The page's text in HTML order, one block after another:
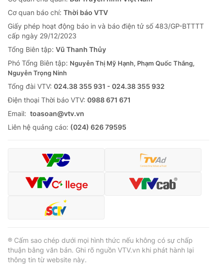
Cơ quan báo chí: Thời báo VTV
Giấy phép hoạt động báo in và báo điện tử số 483/GP-BTTTT
cấp ngày 29/12/2023
Tổng Biên tập: Vũ Thanh Thủy
Phó Tổng Biên tập: Nguyễn Thị Mỹ Hạnh, Phạm Quốc Thắng,
Nguyễn Trọng Ninh
Tổng đài VTV: 024.38 355 931 - 024.38 355 932
Ðiện thoại Thời báo VTV: 0988 671 671
Email: toasoan@vtv.vn
Liên hệ quảng cáo: (024) 626 79595
® Cấm sao chép dưới mọi hình thức nếu không có sự chấp
thuận bằng văn bản. Ghi rõ nguồn VTV.vn khi phát hành lại
thông tin từ website này.